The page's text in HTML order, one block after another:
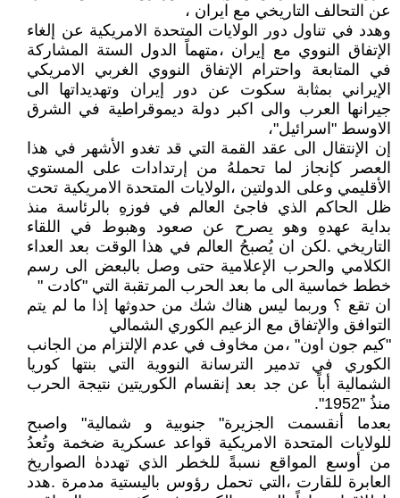
عن التحالف التاريخي مع ايران ،
وهدد في تناول دور الولايات المتحدة الامريكية عن إلغاء
الإتفاق النووي مع إيران ،متهماً الدول الستة المشاركة
في المتابعة واحترام الإتفاق النووي الغربي الامريكي
الإيراني بمثابة سكوت عن دور إيران وتهديداتها الى
جيرانها العرب والى اكبر دولة ديموقراطية في الشرق
الاوسط "اسرائيل"،
إن الإنتقال الى عقد القمة التي قد تغدو الأشهر في هذا
العصر كإنجاز لما تحملهُ من إرتدادات على المستوي
الأقليمي وعلى الدولتين ،الولايات المتحدة الامريكية تحت
ظل الحاكم الذي فاجئ العالم في فوزهِ بالرئاسة منذ
بداية عهدهِ وهو يصرح عن صعود وهبوط في اللقاء
التاريخي .لكن ان يُصبحُ العالم في هذا الوقت بعد العداء
الكلامي والحرب الإعلامية حتى وصل بالبعض الى رسم
خطط خماسية الى ما بعد الحرب المرتقبة التي "كادت "
ان تقع ؟ وربما ليس هناك شك من حدوثها إذا ما لم يتم
التوافق والإتفاق مع الزعيم الكوري الشمالي
"كيم جون اون" ،من مخاوف في عدم الإلتزام من الجانب
الكوري في تدمير الترسانة النووية التي بنتها كوريا
الشمالية أباً عن جد بعد إنقسام الكوريتين نتيجة الحرب
منذُ "1952".
بعدما أنقسمت الجزيرة" جنوبية و شمالية" واصبح
للولايات المتحدة الامريكية قواعد عسكرية ضخمة وتُعدُ
من أوسع المواقع نسبةً للخطر الذي تهددهٰ الصواريخ
العابرة للقارت ،التي تحمل رؤوس باليستية مدمرة .هدد